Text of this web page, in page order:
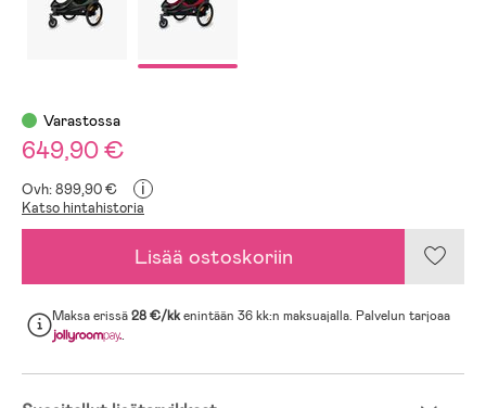
Varastossa
649,90 €
Ovh: 899,90 € i
Katso hintahistoria
Lisää ostoskoriin
Maksa erissä28 €/kkenintään 36 kk:n maksuajalla. Palvelun tarjoaa
.